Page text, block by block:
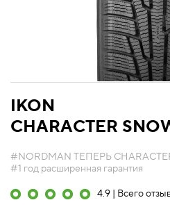
IKON
CHARACTER
#NORDMAN ТЕПЕРЬ
#1 год расширенная гарантия
4.9 | Всего